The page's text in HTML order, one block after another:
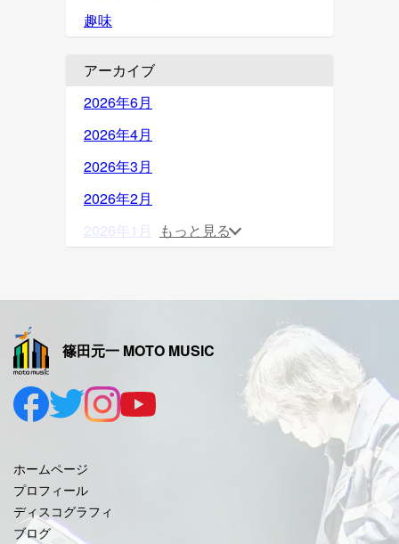
趣味
アーカイブ
2026年6月
2026年4月
2026年3月
2026年2月
2026年1月
2025年9月
2025年8月
2025年7月
2025年5月
2025年4月
もっと見る
篠田元一 MOTO MUSIC
ホームページ
プロフィール
ディスコグラフィ
ブログ